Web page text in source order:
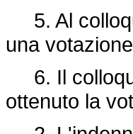
5. Al
una
6. Il
ottenuto la